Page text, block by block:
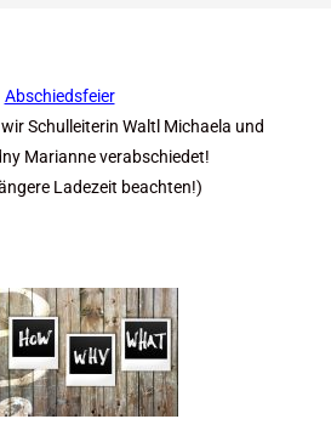
Abschiedsfeier
Schulleiterin Waltl Michaela und
Marianne verabschiedet!
Ladezeit beachten!)